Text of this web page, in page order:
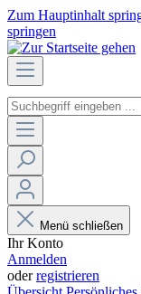
Zum Hauptinhalt
springen
Menü schließen
Ihr Konto
Anmelden
oderregistrieren